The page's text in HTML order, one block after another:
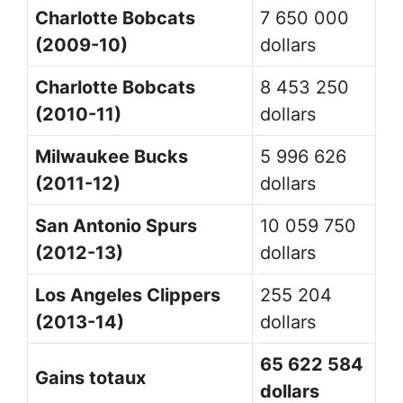
Charlotte Bobcats
(2009-10)
7 650 000
dollars
Charlotte Bobcats
(2010-11)
8 453 250
dollars
Milwaukee Bucks
(2011-12)
5 996 626
dollars
San Antonio Spurs
(2012-13)
10 059 750
dollars
Los Angeles Clippers
(2013-14)
255 204
dollars
Gains totaux
65 622 584
dollars